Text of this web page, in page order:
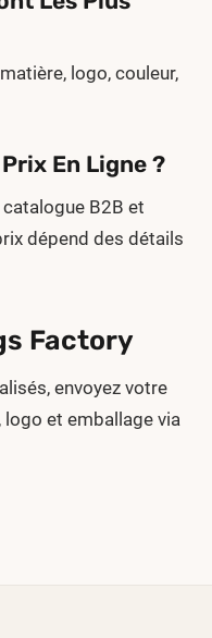
logo, couleur,
En Ligne ?
B2B et
dépend des détails
Factory
envoyez votre
et emballage via